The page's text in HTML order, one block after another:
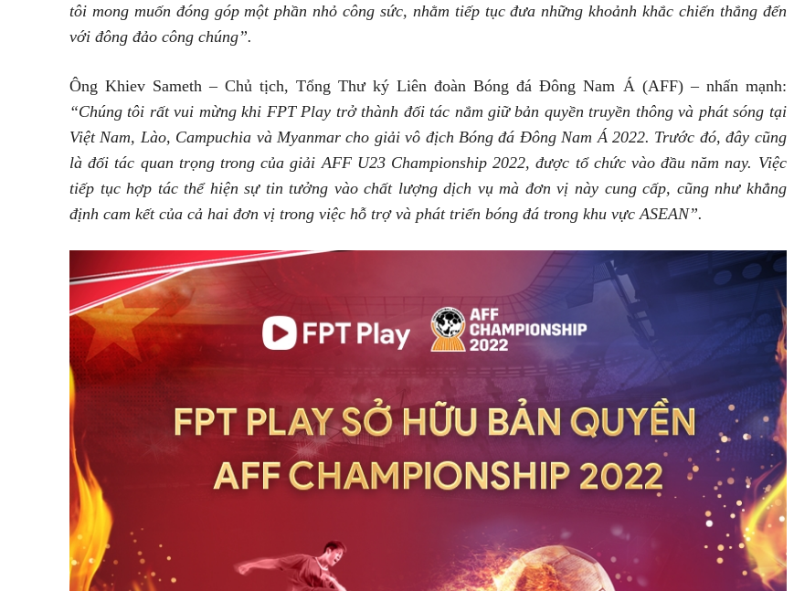
tôi mong muốn đóng góp một phần nhỏ công sức, nhằm tiếp tục đưa những khoảnh khắc chiến thắng đến
với đông đảo công chúng”.
Ông Khiev Sameth – Chủ tịch, Tổng Thư ký Liên đoàn Bóng đá Đông Nam Á (AFF) – nhấn mạnh:
“Chúng tôi rất vui mừng khi FPT Play trở thành đối tác nắm giữ bản quyền truyền thông và phát sóng tại
Việt Nam, Lào, Campuchia và Myanmar cho giải vô địch Bóng đá Đông Nam Á 2022. Trước đó, đây cũng
là đối tác quan trọng trong của giải AFF U23 Championship 2022, được tổ chức vào đầu năm nay. Việc
tiếp tục hợp tác thể hiện sự tin tưởng vào chất lượng dịch vụ mà đơn vị này cung cấp, cũng như khẳng
định cam kết của cả hai đơn vị trong việc hỗ trợ và phát triển bóng đá trong khu vực ASEAN”.